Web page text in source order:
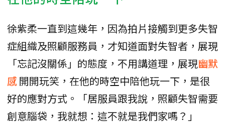
徐紫柔一直到這幾年，因為拍片接觸到更多失智
症組織及照顧服務員，才知道面對失智者，展現
「忘記沒關係」的態度，不用講道理，展現幽默
感開開玩笑，在他的時空中陪他玩一下，是很
好的應對方式。「居服員跟我說，照顧失智需要
創意腦袋，我就想：這不就是我們家嗎？」